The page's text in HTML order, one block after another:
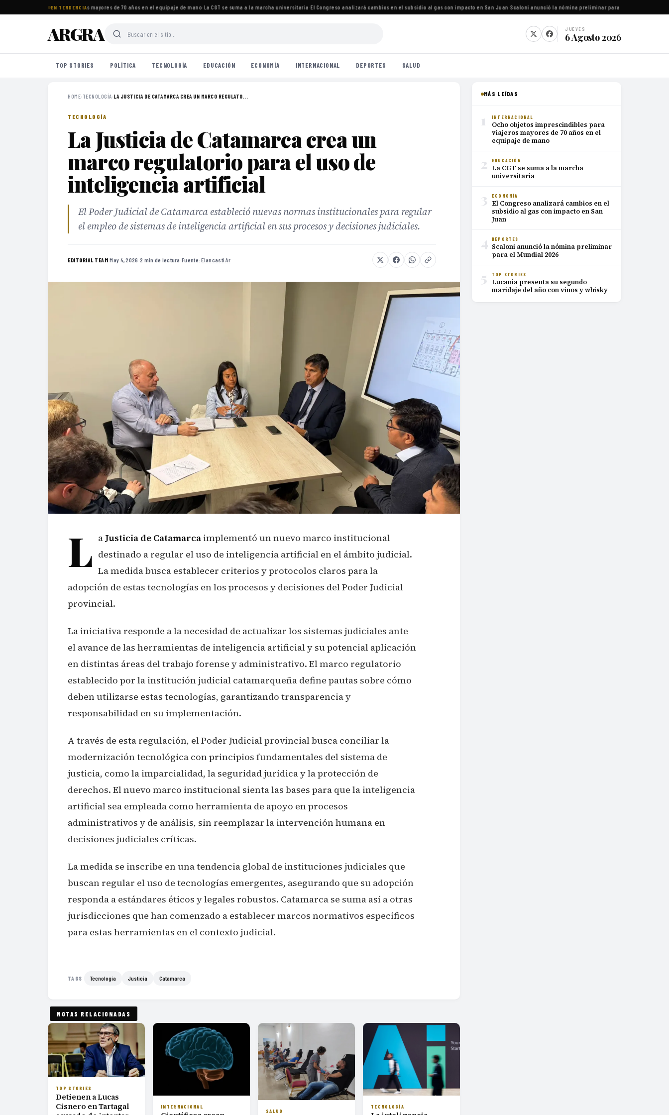
EN TENDENCIA
imprescindibles para viajeros mayores de 70 años en el equipaje de mano·La CGT se suma a la marcha universitaria·El Congreso analizará cambios en el subsidio al gas con impacto en San Juan·Scaloni anunció la nómina preliminar para el Mundial 2026
ARGRA JUEVES
6 Agosto 2026
TOP STORIES POLÍTICA TECNOLOGÍA EDUCACIÓN ECONOMÍA INTERNACIONAL DEPORTES SALUD
HOME› TECNOLOGÍA›LA JUSTICIA DE CATAMARCA CREA UN MARCO REGULATO...
TECNOLOGÍA
La Justicia de Catamarca crea un
marco regulatorio para el uso de
inteligencia artificial
El Poder Judicial de Catamarca estableció nuevas normas institucionales para regular
el empleo de sistemas de inteligencia artificial en sus procesos y decisiones judiciales.
EDITORIAL TEAM·May 4, 2026 ·2 min de lectura ·Fuente:Elancasti Ar
L a Justicia de Catamarca implementó un nuevo marco institucional
destinado a regular el uso de inteligencia artificial en el ámbito judicial.
La medida busca establecer criterios y protocolos claros para la
adopción de estas tecnologías en los procesos y decisiones del Poder Judicial
provincial.
La iniciativa responde a la necesidad de actualizar los sistemas judiciales ante
el avance de las herramientas de inteligencia artificial y su potencial aplicación
en distintas áreas del trabajo forense y administrativo. El marco regulatorio
establecido por la institución judicial catamarqueña define pautas sobre cómo
deben utilizarse estas tecnologías, garantizando transparencia y
responsabilidad en su implementación.
A través de esta regulación, el Poder Judicial provincial busca conciliar la
modernización tecnológica con principios fundamentales del sistema de
justicia, como la imparcialidad, la seguridad jurídica y la protección de
derechos. El nuevo marco institucional sienta las bases para que la inteligencia
artificial sea empleada como herramienta de apoyo en procesos
administrativos y de análisis, sin reemplazar la intervención humana en
decisiones judiciales críticas.
La medida se inscribe en una tendencia global de instituciones judiciales que
buscan regular el uso de tecnologías emergentes, asegurando que su adopción
responda a estándares éticos y legales robustos. Catamarca se suma así a otras
jurisdicciones que han comenzado a establecer marcos normativos específicos
para estas herramientas en el contexto judicial.
TAGS Tecnología Justicia Catamarca
NOTAS RELACIONADAS
TOP STORIES
Detienen a Lucas
Cisnero en Tartagal
INTERNACIONAL
SALUD
TECNOLOGÍA
MÁS LEÍDAS
1 INTERNACIONAL
Ocho objetos imprescindibles para
viajeros mayores de 70 años en el
equipaje de mano
2 EDUCACIÓN
La CGT se suma a la marcha
universitaria
3 ECONOMÍA
El Congreso analizará cambios en el
subsidio al gas con impacto en San
Juan
4 DEPORTES
Scaloni anunció la nómina preliminar
para el Mundial 2026
5 TOP STORIES
Lucania presenta su segundo
maridaje del año con vinos y whisky